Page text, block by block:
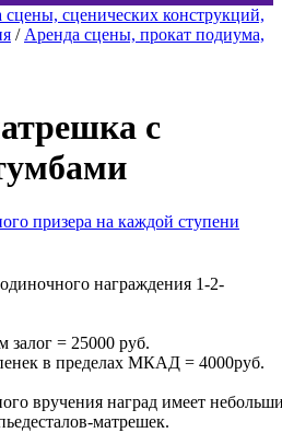
сцены, сценических конструкций,
/ Аренда сцены, прокат подиума,
с
награждения 1-2-
залог = 25000 руб.
в пределах МКАД = 4000руб.
вручения наград имеет
матрешек.